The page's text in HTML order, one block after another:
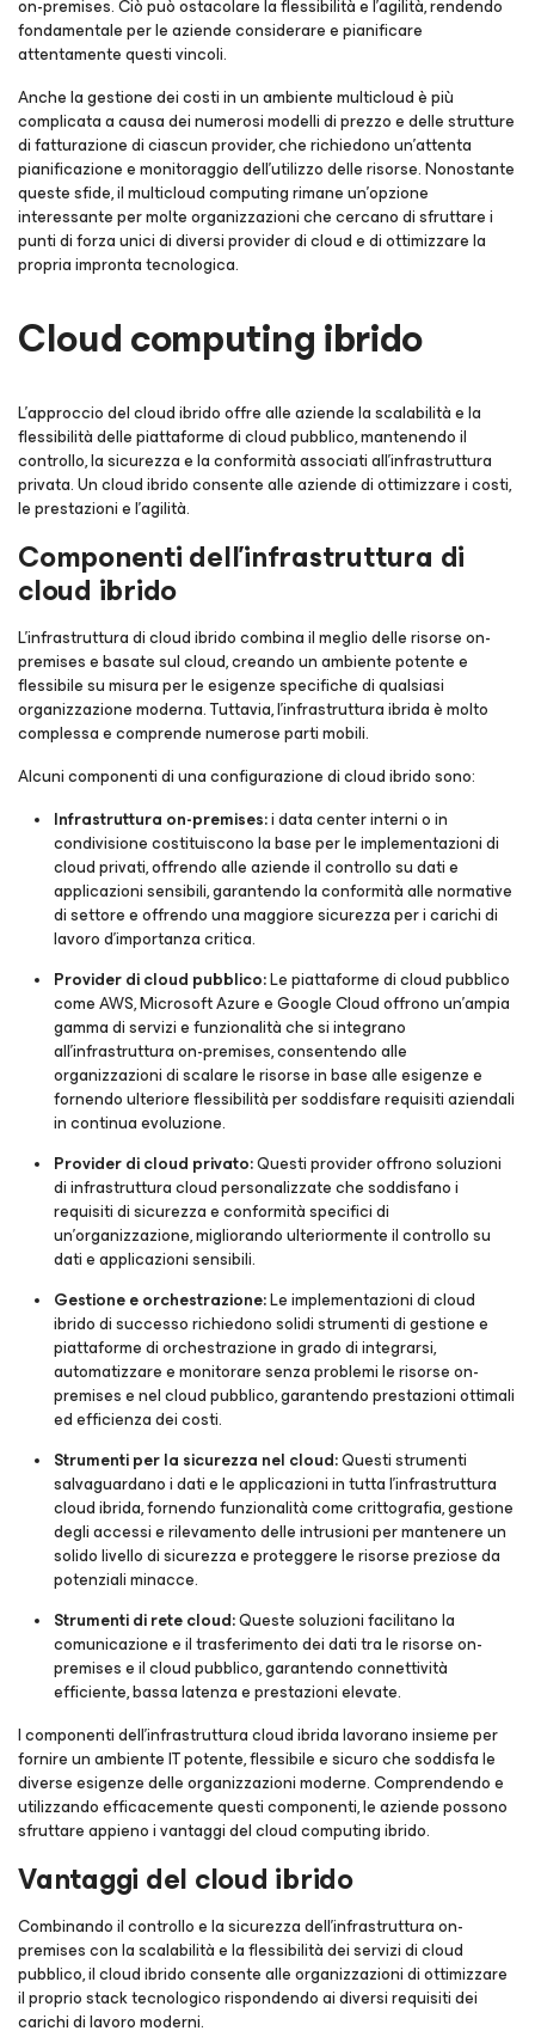
on-premises. Ciò può ostacolare la flessibilità e l'agilità, rendendo
fondamentale per le aziende considerare e pianificare
attentamente questi vincoli.
Anche la gestione dei costi in un ambiente multicloud è più
complicata a causa dei numerosi modelli di prezzo e delle strutture
di fatturazione di ciascun provider, che richiedono un'attenta
pianificazione e monitoraggio dell'utilizzo delle risorse. Nonostante
queste sfide, il multicloud computing rimane un'opzione
interessante per molte organizzazioni che cercano di sfruttare i
punti di forza unici di diversi provider di cloud e di ottimizzare la
propria impronta tecnologica.
Cloud computing ibrido
L'approccio del cloud ibrido offre alle aziende la scalabilità e la
flessibilità delle piattaforme di cloud pubblico, mantenendo il
controllo, la sicurezza e la conformità associati all'infrastruttura
privata. Un cloud ibrido consente alle aziende di ottimizzare i costi,
le prestazioni e l'agilità.
Componenti dell'infrastruttura di
cloud ibrido
L'infrastruttura di cloud ibrido combina il meglio delle risorse on-
premises e basate sul cloud, creando un ambiente potente e
flessibile su misura per le esigenze specifiche di qualsiasi
organizzazione moderna. Tuttavia, l'infrastruttura ibrida è molto
complessa e comprende numerose parti mobili.
Alcuni componenti di una configurazione di cloud ibrido sono:
Infrastruttura on-premises:i data center interni o in
condivisione costituiscono la base per le implementazioni di
cloud privati, offrendo alle aziende il controllo su dati e
applicazioni sensibili, garantendo la conformità alle normative
di settore e offrendo una maggiore sicurezza per i carichi di
lavoro d'importanza critica.
Provider di cloud pubblico:Le piattaforme di cloud pubblico
come AWS, Microsoft Azure e Google Cloud offrono un'ampia
gamma di servizi e funzionalità che si integrano
all'infrastruttura on-premises, consentendo alle
organizzazioni di scalare le risorse in base alle esigenze e
fornendo ulteriore flessibilità per soddisfare requisiti aziendali
in continua evoluzione.
Provider di cloud privato:Questi provider offrono soluzioni
di infrastruttura cloud personalizzate che soddisfano i
requisiti di sicurezza e conformità specifici di
un'organizzazione, migliorando ulteriormente il controllo su
dati e applicazioni sensibili.
Gestione e orchestrazione:Le implementazioni di cloud
ibrido di successo richiedono solidi strumenti di gestione e
piattaforme di orchestrazione in grado di integrarsi,
automatizzare e monitorare senza problemi le risorse on-
premises e nel cloud pubblico, garantendo prestazioni ottimali
ed efficienza dei costi.
Strumenti per la sicurezza nel cloud:Questi strumenti
salvaguardano i dati e le applicazioni in tutta l'infrastruttura
cloud ibrida, fornendo funzionalità come crittografia, gestione
degli accessi e rilevamento delle intrusioni per mantenere un
solido livello di sicurezza e proteggere le risorse preziose da
potenziali minacce.
Strumenti di rete cloud:Queste soluzioni facilitano la
comunicazione e il trasferimento dei dati tra le risorse on-
premises e il cloud pubblico, garantendo connettività
efficiente, bassa latenza e prestazioni elevate.
I componenti dell'infrastruttura cloud ibrida lavorano insieme per
fornire un ambiente IT potente, flessibile e sicuro che soddisfa le
diverse esigenze delle organizzazioni moderne. Comprendendo e
utilizzando efficacemente questi componenti, le aziende possono
sfruttare appieno i vantaggi del cloud computing ibrido.
Vantaggi del cloud ibrido
Combinando il controllo e la sicurezza dell'infrastruttura on-
premises con la scalabilità e la flessibilità dei servizi di cloud
pubblico, il cloud ibrido consente alle organizzazioni di ottimizzare
il proprio stack tecnologico rispondendo ai diversi requisiti dei
carichi di lavoro moderni.